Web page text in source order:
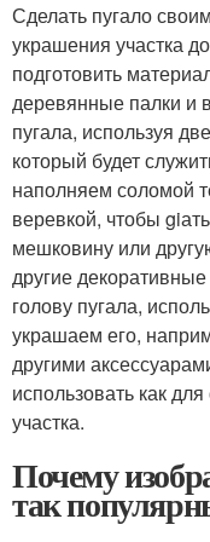
Сделать пугало
украшения участка
подготовить
деревянные палки и
пугала, используя
который будет
наполняем соломой
веревкой, чтобы
мешковину или
другие
голову пугала,
украшаем его,
другими
использовать как
участка.
Почему
так